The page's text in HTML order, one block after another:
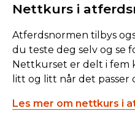
Nettkurs i
Atferdsnormen tilbys
du teste deg selv og se
Nettkurset er delt i fem
litt og litt når det passer
Les mer om nettkurs i